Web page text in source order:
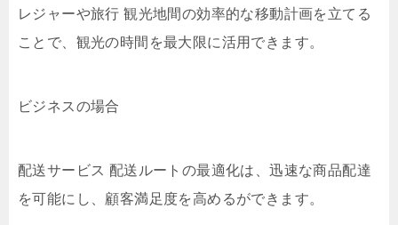
レジャーや旅行 観光地間の効率的な移動計画を立てる
ことで、観光の時間を最大限に活用できます。
ビジネスの場合
配送サービス 配送ルートの最適化は、迅速な商品配達
を可能にし、顧客満足度を高めるができます。